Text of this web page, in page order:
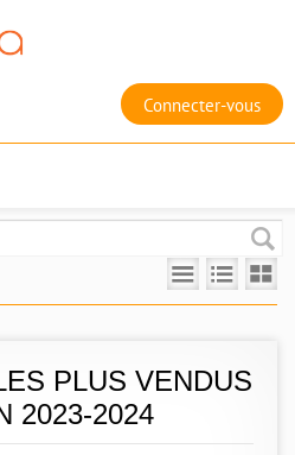
Connecter-vous
PLUS VENDUS
2023-2024